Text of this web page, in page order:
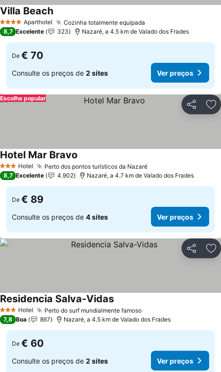
4 EstrelasAparthotel Cozinha totalmente equipada
Villa Beach
8,7 Excelente 323 Nazaré, a 4.5 km de Valado dos Frades
De € 70
Consulte os preços de 2 sites Ver preços
Partilhar
Escolha popular
3 EstrelasHotel Perto dos pontos turísticos da Nazaré
Hotel Mar Bravo
8,7 Excelente 4.902 Nazaré, a 4.7 km de Valado dos Frades
De € 89
Consulte os preços de 4 sites Ver preços
Partilhar
3 EstrelasHotel Perto do surf mundialmente famoso
Residencia Salva-Vidas
7,8 Boa 867 Nazaré, a 4.5 km de Valado dos Frades
De € 60
Consulte os preços de 2 sites Ver preços